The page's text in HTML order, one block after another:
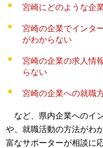
宮崎にどのような企
宮崎の企業でインタ
がわからない
宮崎の企業の求人情
らない
宮崎の企業への就職
など 、県内企業へのイ
や、就職活動の方法がわ
富なサポーターが相談に